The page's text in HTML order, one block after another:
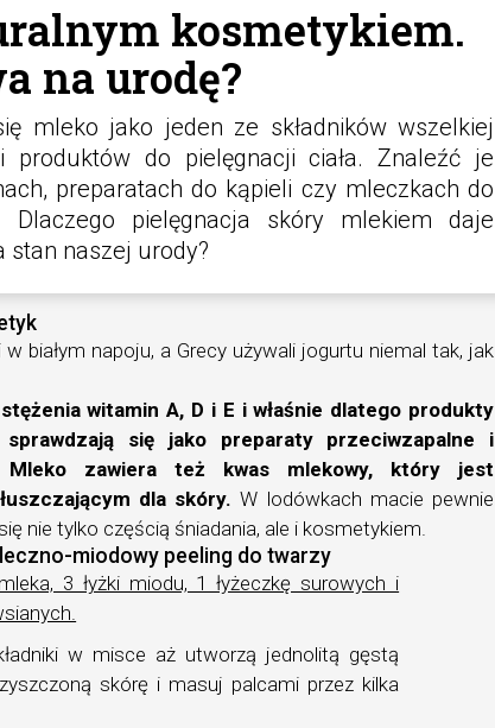
kosmetykiem.
na urodę?
mleko jako jeden ze składników wszelkiej
produktów do pielęgnacji ciała. Znaleźć je
preparatach do kąpieli czy mleczkach do
Dlaczego pielęgnacja skóry mlekiem daje
stan naszej urody?
w białym napoju, a Grecy używali jogurtu niemal tak, jak
witamin A, D i E i właśnie dlatego produkty
sprawdzają się jako preparaty przeciwzapalne i
Mleko zawiera też kwas mlekowy, który jest
dla skóry. W lodówkach macie pewnie
nie tylko częścią śniadania, ale i kosmetykiem.
miodowy peeling do twarzy
3 łyżki miodu, 1 łyżeczkę surowych i
w misce aż utworzą jednolitą gęstą
skórę i masuj palcami przez kilka